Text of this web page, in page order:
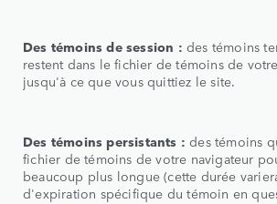
Des témoins de session : des témoins
restent dans le fichier de témoins de
jusqu'à ce que vous quittiez le site.
Des témoins persistants : des témoins
fichier de témoins de votre navigateur
beaucoup plus longue (cette durée
d'expiration spécifique du témoin en